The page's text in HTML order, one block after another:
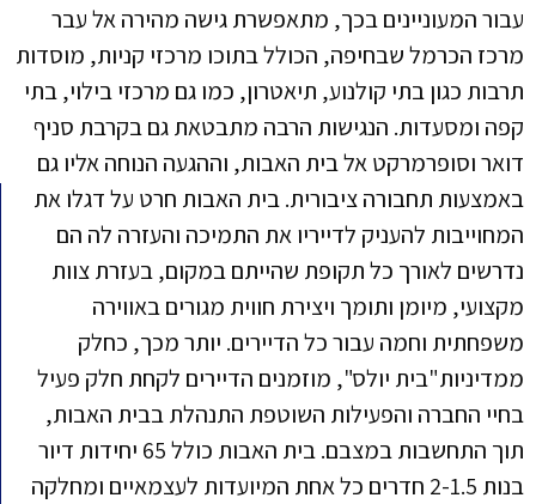
עבור המעוניינים בכך, מתאפשרת גישה מהירה אל עבר
מרכז הכרמל שבחיפה, הכולל בתוכו מרכזי קניות, מוסדות
תרבות כגון בתי קולנוע, תיאטרון, כמו גם מרכזי בילוי, בתי
קפה ומסעדות. הנגישות הרבה מתבטאת גם בקרבת סניף
דואר וסופרמרקט אל בית האבות, וההגעה הנוחה אליו גם
באמצעות תחבורה ציבורית. בית האבות חרט על דגלו את
המחוייבות להעניק לדייריו את התמיכה והעזרה לה הם
נדרשים לאורך כל תקופת שהייתם במקום, בעזרת צוות
מקצועי, מיומן ותומך ויצירת חווית מגורים באווירה
משפחתית וחמה עבור כל הדיירים. יותר מכך, כחלק
ממדיניות"בית יולס", מוזמנים הדיירים לקחת חלק פעיל
בחיי החברה והפעילות השוטפת התנהלת בבית האבות,
תוך התחשבות במצבם. בית האבות כולל 65 יחידות דיור
בנות 2-1.5 חדרים כל אחת המיועדות לעצמאיים ומחלקה